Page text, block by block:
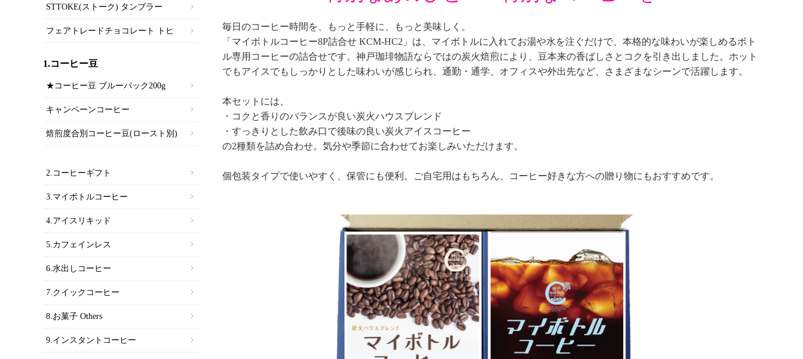
毎日のコーヒー時間を、もっと手軽に、もっと美味しく。
「マイボトルコーヒー8P詰合せ KCM-HC2」は、マイボトルに入れてお湯や水を注ぐだけで、本格的な味わいが楽しめるボト
ル専用コーヒーの詰合せです。神戸珈琲物語ならではの炭火焙煎により、豆本来の香ばしさとコクを引き出しました。ホット
でもアイスでもしっかりとした味わいが感じられ、通勤・通学、オフィスや外出先など、さまざまなシーンで活躍します。
本セットには、
・コクと香りのバランスが良い炭火ハウスブレンド
・すっきりとした飲み口で後味の良い炭火アイスコーヒー
の2種類を詰め合わせ。気分や季節に合わせてお楽しみいただけます。
個包装タイプで使いやすく、保管にも便利。ご自宅用はもちろん、コーヒー好きな方への贈り物にもおすすめです。
STTOKE(ストーク) タンブラー
フェアトレードチョコレート トヒ
1.コーヒー豆
★コーヒー豆 ブルーパック200g
キャンペーンコーヒー
焙煎度合別コーヒー豆(ロースト別)
2.コーヒーギフト
3.マイボトルコーヒー
4.アイスリキッド
5.カフェインレス
6.水出しコーヒー
7.クイックコーヒー
8.お菓子 Others
9.インスタントコーヒー